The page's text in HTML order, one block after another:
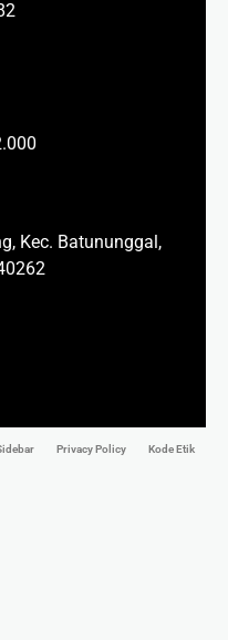
Kec. Batununggal,
Privacy Policy Kode Etik